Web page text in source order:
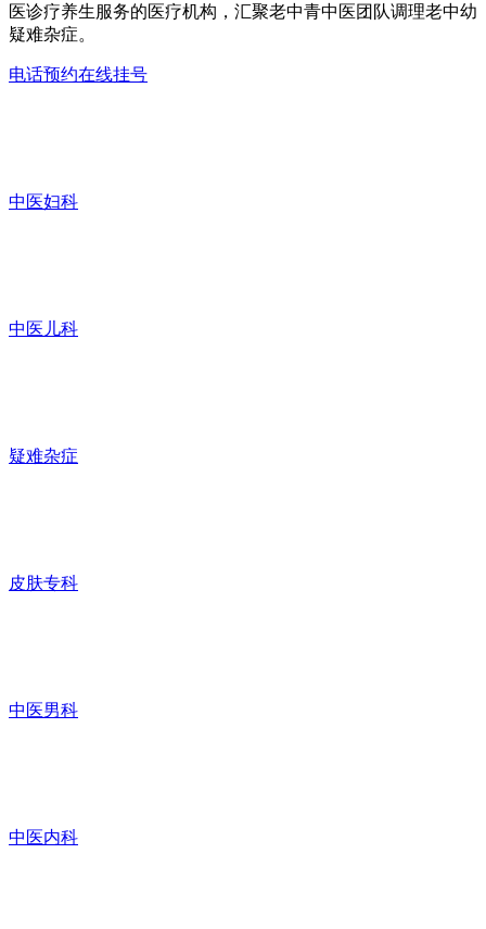
医诊疗养生服务的医疗机构，汇聚老中青中医团队调理老中幼
疑难杂症。
电话预约在线挂号
中医妇科
中医儿科
疑难杂症
皮肤专科
中医男科
中医内科